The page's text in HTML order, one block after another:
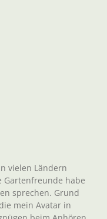
vielen Ländern
Gartenfreunde habe
sprechen. Grund
mein Avatar in